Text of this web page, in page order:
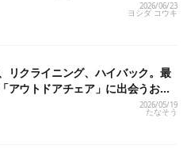
2026/06/23
ヨシダ コウキ
リクライニング、ハイバック。最
アウトドアチェア」に出会うおす
選
2026/05/19
たなそう